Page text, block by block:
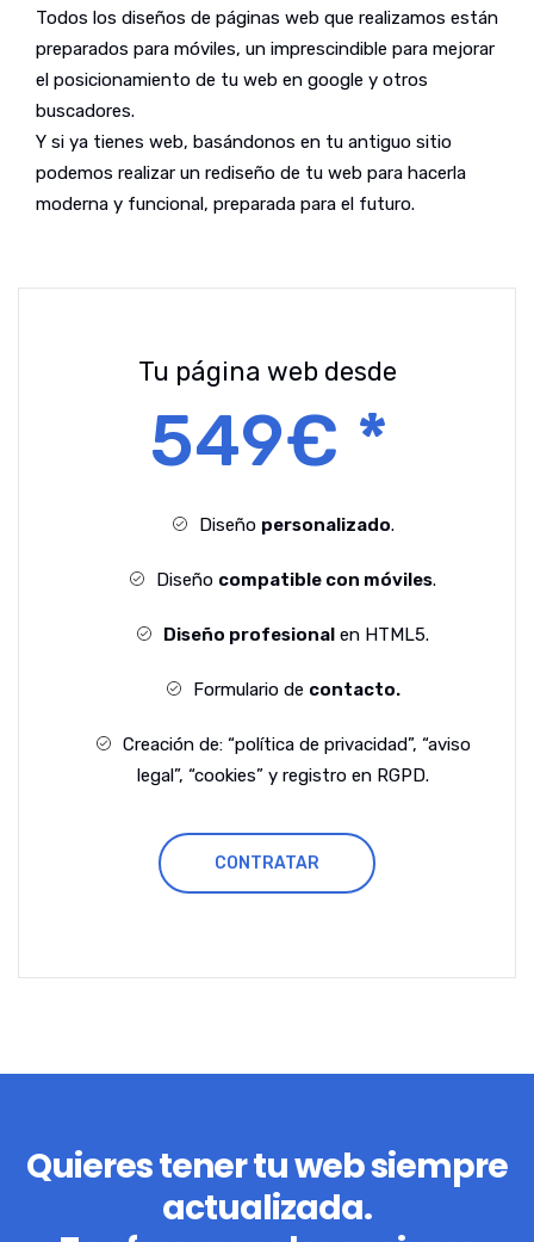
Todos los diseños de páginas web que realizamos están
preparados para móviles, un imprescindible para mejorar
el posicionamiento de tu web en google y otros
buscadores.
Y si ya tienes web, basándonos en tu antiguo sitio
podemos realizar un rediseño de tu web para hacerla
moderna y funcional, preparada para el futuro.
Tu página web desde
549€ *
Diseño personalizado.
Diseño compatible con móviles.
Diseño profesional en HTML5.
Formulario de contacto.
Creación de: “política de privacidad”, “aviso
legal”, “cookies” y registro en RGPD.
CONTRATAR
Quieres tener tu web siempre
actualizada.